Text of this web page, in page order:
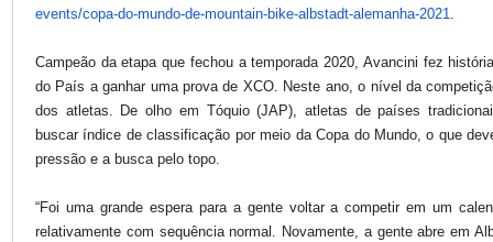
events/copa-do-mundo-de-mountain-bike-albstadt-alemanha-2021.
Campeão da etapa que fechou a temporada 2020, Avancini fez
do País a ganhar uma prova de XCO. Neste ano, o nível da
dos atletas. De olho em Tóquio (JAP), atletas de países
buscar índice de classificação por meio da Copa do Mundo, o que
pressão e a busca pelo topo.
“Foi uma grande espera para a gente voltar a competir em um
relativamente com sequência normal. Novamente, a gente abre em